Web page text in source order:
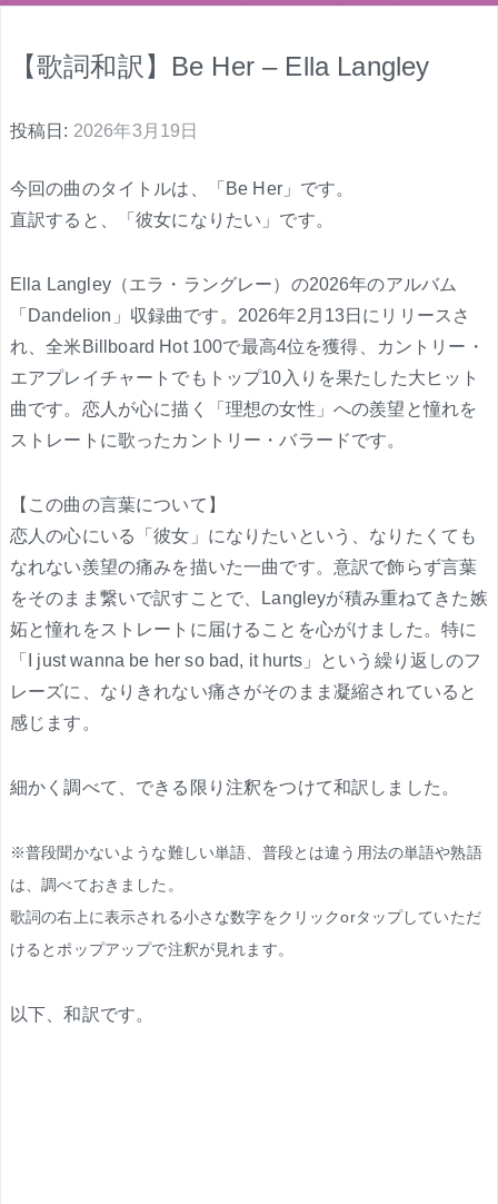
【歌詞和訳】Be Her – Ella Langley
投稿日: 2026年3月19日
今回の曲のタイトルは、「Be Her」です。
直訳すると、「彼女になりたい」です。
Ella Langley（エラ・ラングレー）の2026年のアルバム
「Dandelion」収録曲です。2026年2月13日にリリースさ
れ、全米Billboard Hot 100で最高4位を獲得、カントリー・
エアプレイチャートでもトップ10入りを果たした大ヒット
曲です。恋人が心に描く「理想の女性」への羨望と憧れを
ストレートに歌ったカントリー・バラードです。
【この曲の言葉について】
恋人の心にいる「彼女」になりたいという、なりたくても
なれない羨望の痛みを描いた一曲です。意訳で飾らず言葉
をそのまま繋いで訳すことで、Langleyが積み重ねてきた嫉
妬と憧れをストレートに届けることを心がけました。特に
「I just wanna be her so bad, it hurts」という繰り返しのフ
レーズに、なりきれない痛さがそのまま凝縮されていると
感じます。
細かく調べて、できる限り注釈をつけて和訳しました。
※普段聞かないような難しい単語、普段とは違う用法の単語や熟語
は、調べておきました。
歌詞の右上に表示される小さな数字をクリックorタップしていただ
けるとポップアップで注釈が見れます。
以下、和訳です。